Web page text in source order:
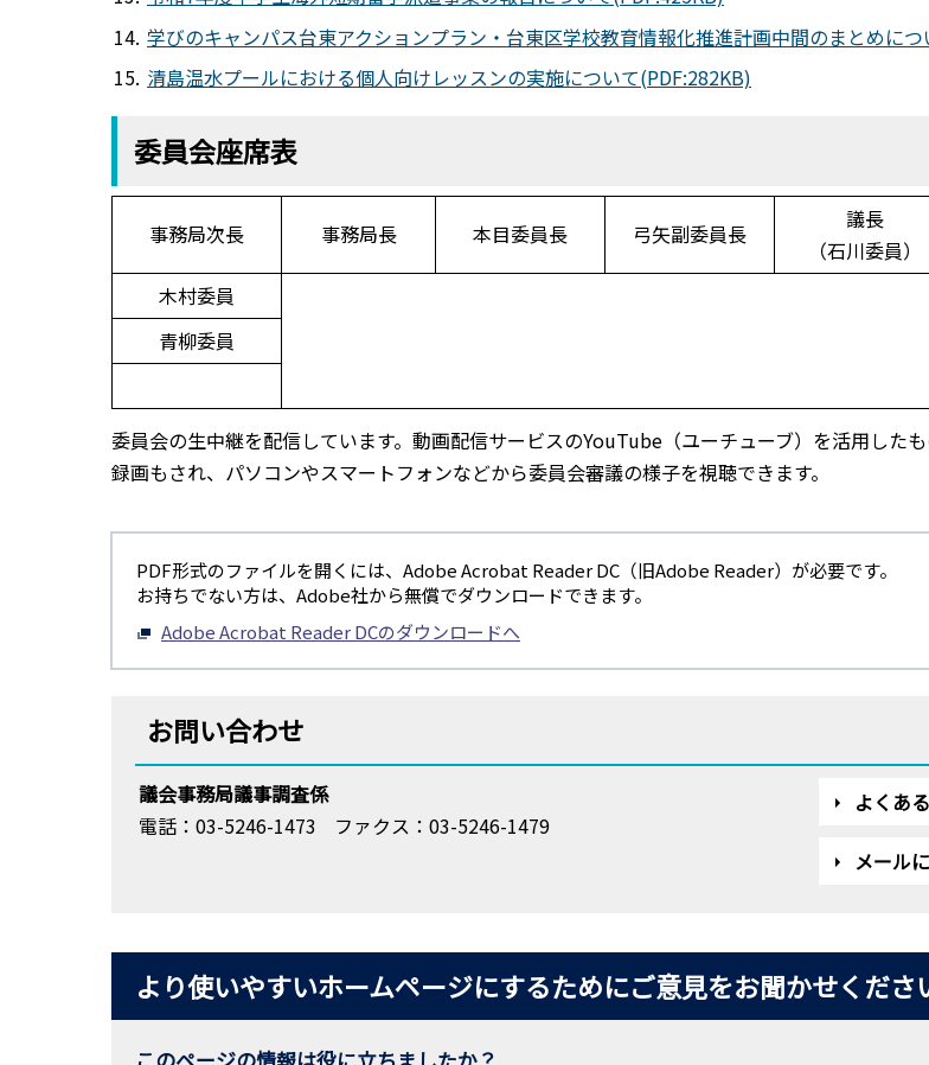
学びのキャンパス台東アクションプラン・台東区学校教育情報化推進計画中間のまとめに
清島温水プールにおける個人向けレッスンの実施について(PDF:282KB)
委員会座席表
事務局次長 事務局長 本目委員長 弓矢副委員長
議長
（石川委員）
木村委員
青柳委員
委員会の生中継を配信しています。動画配信サービスのYouTube（ユーチューブ）を活用した
録画もされ、パソコンやスマートフォンなどから委員会審議の様子を視聴できます。
PDF形式のファイルを開くには、Adobe Acrobat Reader DC（旧Adobe Reader）が必要です。
お持ちでない方は、Adobe社から無償でダウンロードできます。
Adobe Acrobat Reader DCのダウンロードへ
お問い合わせ
議会事務局議事調査係
電話：03-5246-1473
ファクス：03-5246-1479
よくあ
メール
より使いやすいホームページにするためにご意見をお聞かせくださ